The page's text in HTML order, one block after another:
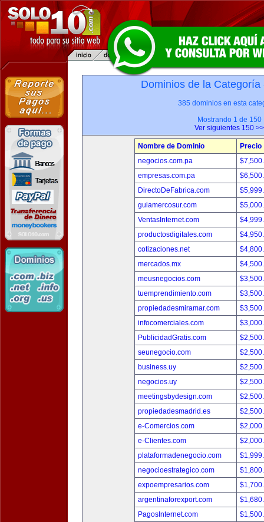
Dominios de la
385 dominios en esta
Mostrando 1 de 150
Ver siguientes 150 >>
Nombre de Dominio
Precio
negocios.com.pa
empresas.com.pa
DirectoDeFabrica.com
guiamercosur.com
VentasInternet.com
productosdigitales.com
cotizaciones.net
mercados.mx
meusnegocios.com
tuemprendimiento.com
propiedadesmiramar.com
infocomerciales.com
PublicidadGratis.com
seunegocio.com
business.uy
negocios.uy
meetingsbydesign.com
propiedadesmadrid.es
e-Comercios.com
e-Clientes.com
plataformadenegocio.com
negocioestrategico.com
expoempresarios.com
argentinaforexport.com
PagosInternet.com